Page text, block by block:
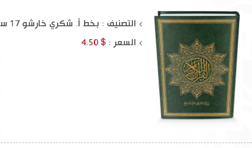
التصنيف : بخط أ. شكري خارشو 17 سطر
السعر : $ 4.50